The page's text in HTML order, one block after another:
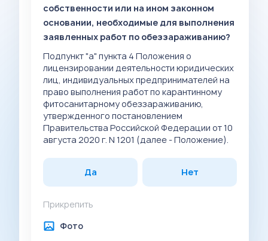
собственности или на ином законном
основании, необходимые для выполнения
заявленных работ по обеззараживанию?
Подпункт "а" пункта 4 Положения о
лицензировании деятельности юридических
лиц, индивидуальных предпринимателей на
право выполнения работ по карантинному
фитосанитарному обеззараживанию,
утвержденного постановлением
Правительства Российской Федерации от 10
августа 2020 г. N 1201 (далее - Положение).
Да Нет
Прикрепить
Фото